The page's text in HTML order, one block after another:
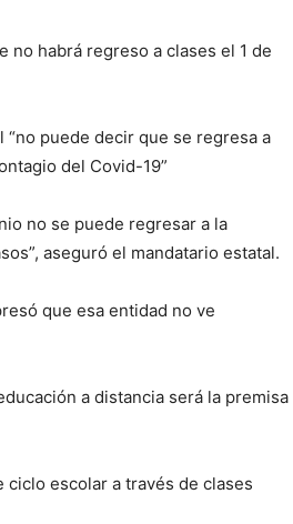
no habrá regreso a clases el 1 de
puede decir que se regresa a
del Covid-19”
no se puede regresar a la
aseguró el mandatario estatal.
que esa entidad no ve
a distancia será la premisa
escolar a través de clases